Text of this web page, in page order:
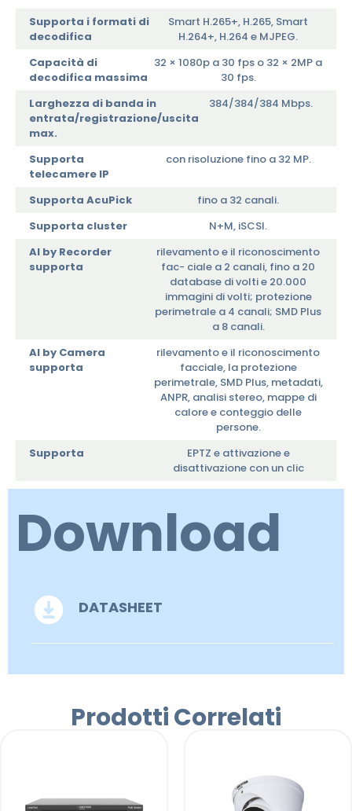
Supporta i formati di
decodifica
Smart H.265+, H.265, Smart
H.264+, H.264 e MJPEG.
Capacità di
decodifica massima
32 × 1080p a 30 fps o 32 × 2MP a
30 fps.
Larghezza di banda in
entrata/registrazione/uscita
max.
384/384/384 Mbps.
Supporta
telecamere IP
con risoluzione fino a 32 MP.
Supporta AcuPick
fino a 32 canali.
Supporta cluster
N+M, iSCSI.
AI by Recorder
supporta
rilevamento e il riconoscimento
fac- ciale a 2 canali, fino a 20
database di volti e 20.000
immagini di volti; protezione
perimetrale a 4 canali; SMD Plus
a 8 canali.
AI by Camera
supporta
rilevamento e il riconoscimento
facciale, la protezione
perimetrale, SMD Plus, metadati,
ANPR, analisi stereo, mappe di
calore e conteggio delle
persone.
Supporta
EPTZ e attivazione e
disattivazione con un clic
Download
DATASHEET
Prodotti Correlati